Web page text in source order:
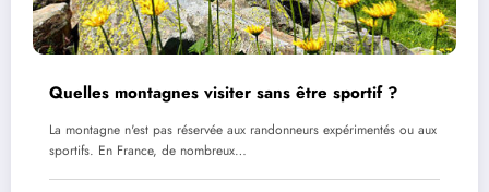
Quelles montagnes visiter sans être sportif ?
La montagne n'est pas réservée aux randonneurs expérimentés ou aux
sportifs. En France, de nombreux…